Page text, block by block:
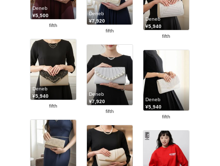
Deneb
¥5,500
fifth
Deneb
¥7,920
fifth
Deneb
¥5,940
fifth
Deneb
¥5,940
fifth
Deneb
¥7,920
fifth
Deneb
¥5,940
fifth